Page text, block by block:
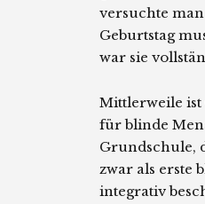
versuchte
Geburtstag
war sie
Mittlerweile ist
für blinde
Grundschule,
zwar als erste
integrativ